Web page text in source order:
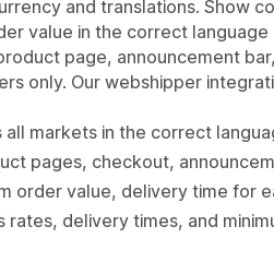
and translations. Show
value in the correct
page, announcement
only. Our webshipper
all markets in the correct
pages, checkout,
order value, delivery time for
rates, delivery times, and